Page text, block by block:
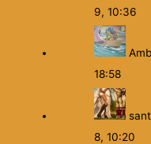
9, 10:36
18:58
8, 10:20